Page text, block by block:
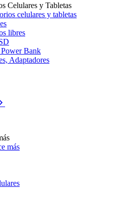
Celulares y Tabletas
celulares y tabletas
libres
Bank
Adaptadores
más